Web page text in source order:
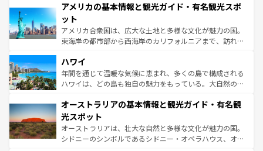
ンツ一覧を参照してほしい。
の建物がそのまま残る町や、スイスならではのユニークな
博物館もあり、アルプス観光だけでなく町歩きも満喫する
ことができる。国民の所得が高いため物価も高いが、旅行
者向けの交通パス提供のサービスもあり、うまく活用すれ
着のスイス情報は
アメリカの基本情報と観光ガイド・有名観光スポ
ット
アメリカ合衆国は、広大な土地と多様な文化が魅力の国。
東海岸の都市部から西海岸のカリフォルニアまで、訪れる
のような巨大都市は、観光、ショッピング、エンターテイ
ンメントが詰まった刺激的なスポットだ。一方、アメリカ
西部には大自然が広がり、グランドキャニオンやイエロー
部のニューオーリンズでは、音楽と美食が融合した独特の
文化が魅力。旅行者はアメリカの各地域で異なる魅力を楽
しみながら、その多様性と豊かな歴史を感じることができ
るだろう。車でのロードトリップや列車の旅も、アメリカ
ハワイ
年間を通じて温暖な気候に恵まれ、多くの島で構成される
ハワイは、どの島も独自の魅力をもっている。大自然の神
ワイ島は見逃せない。また、定番の観光地といえばオアフ
島だが、静かな自然を求めるならマウイ島やカウアイ島が
おすすめ。エメラルドグリーンに輝く海をはじめ、豊かな
文化や歴史が息づいている。「アロハスピリット」と呼ば
オーストラリアの基本情報と観光ガイド・有名観
光スポット
オーストラリアは、壮大な自然と多様な文化が魅力の国。
シドニーのシンボルであるシドニー・オペラハウス、オー